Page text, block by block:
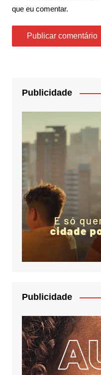
que eu comentar.
Publicidade
Publicidade